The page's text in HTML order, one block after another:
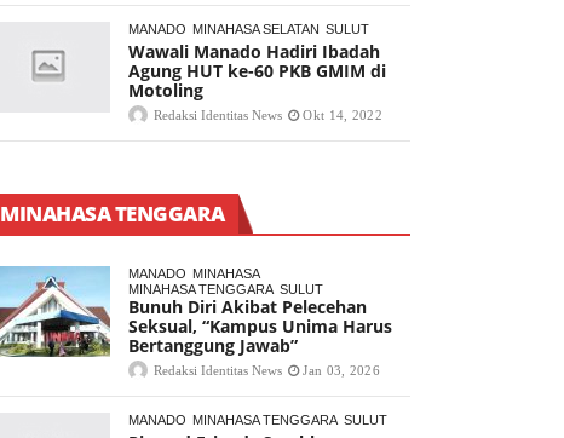
MANADO MINAHASA SELATAN SULUT
Wawali Manado Hadiri Ibadah
Agung HUT ke-60 PKB GMIM di
Motoling
Redaksi Identitas News Okt 14, 2022
MINAHASA TENGGARA
MANADO MINAHASA
MINAHASA TENGGARA SULUT
Bunuh Diri Akibat Pelecehan
Seksual, “Kampus Unima Harus
Bertanggung Jawab”
Redaksi Identitas News Jan 03, 2026
MANADO MINAHASA TENGGARA SULUT